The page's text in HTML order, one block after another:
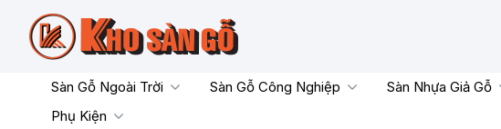
content
Sàn Gỗ Ngoài Trời Sàn Gỗ Công Nghiệp Sàn Nhựa Giả Gỗ
Phụ Kiện